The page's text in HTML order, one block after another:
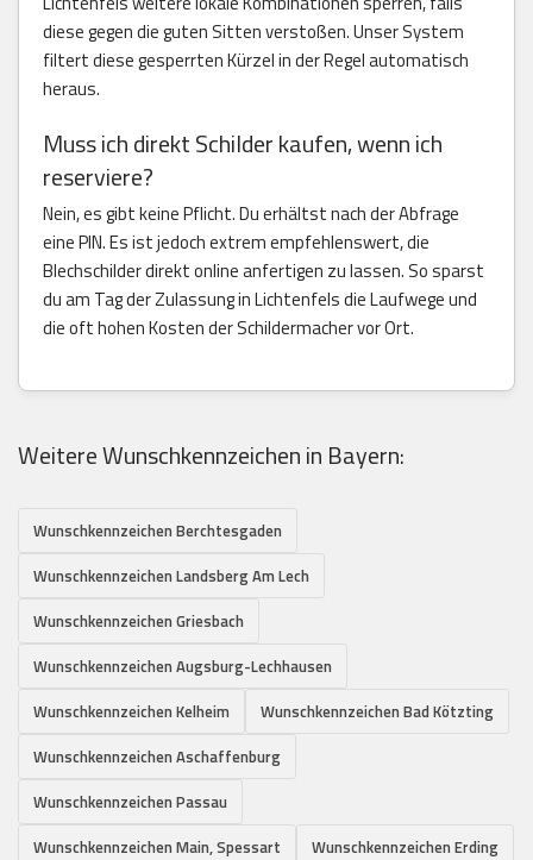
diese gegen die guten Sitten verstoßen. Unser System
filtert diese gesperrten Kürzel in der Regel automatisch
heraus.
Muss ich direkt Schilder kaufen, wenn ich
reserviere?
Nein, es gibt keine Pflicht. Du erhältst nach der Abfrage
eine PIN. Es ist jedoch extrem empfehlenswert, die
Blechschilder direkt online anfertigen zu lassen. So sparst
du am Tag der Zulassung in Lichtenfels die Laufwege und
die oft hohen Kosten der Schildermacher vor Ort.
Weitere Wunschkennzeichen in Bayern:
Wunschkennzeichen Berchtesgaden
Wunschkennzeichen Landsberg Am Lech
Wunschkennzeichen Griesbach
Wunschkennzeichen Augsburg-Lechhausen
Wunschkennzeichen Kelheim
Wunschkennzeichen Bad Kötzting
Wunschkennzeichen Aschaffenburg
Wunschkennzeichen Passau
Wunschkennzeichen Main, Spessart
Wunschkennzeichen Erding